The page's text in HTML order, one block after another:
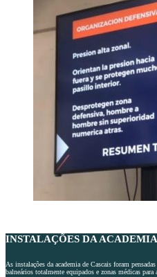
INSTALAÇÕES DA ACADEMIA
As instalações da academia de Cascais foram
balneários totalmente equipados e zonas médicas para